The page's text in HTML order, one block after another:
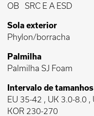
OB
SRC E A ESD
Sola exterior
Phylon/borracha
Palmilha
Palmilha SJ Foam
Intervalo de tamanhos
EU 35-42 , UK 3.0-8.0 ,
KOR 230-270